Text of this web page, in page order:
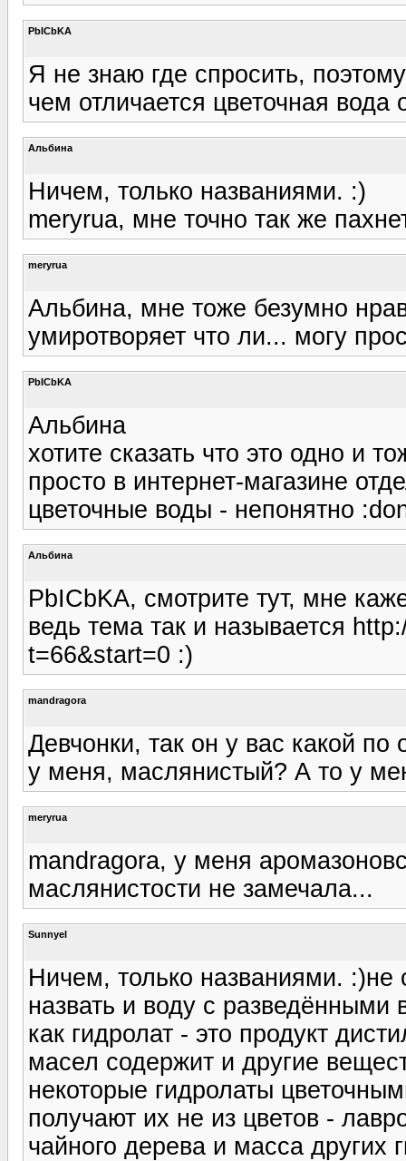
PbICbKA
Я не знаю где спросить,
чем отличается цветочная вода
Альбина
Ничем, только названиями. :)
meryrua, мне точно так же
meryrua
Альбина, мне тоже безумно
умиротворяет что ли... могу
PbICbKA
Альбина
хотите сказать что это одно и
просто в интернет-магазине
цветочные воды - непонятно
Альбина
PbICbKA, смотрите тут, мне
ведь тема так и называется
t=66&start=0 :)
mandragora
Девчонки, так он у вас какой
у меня, маслянистый? А то у
meryrua
mandragora, у меня
маслянистости не замечала...
Sunnyel
Ничем, только названиями. :)не
назвать и воду с
как гидролат - это продукт
масел содержит и другие
некоторые гидролаты
получают их не из цветов -
чайного дерева и масса других